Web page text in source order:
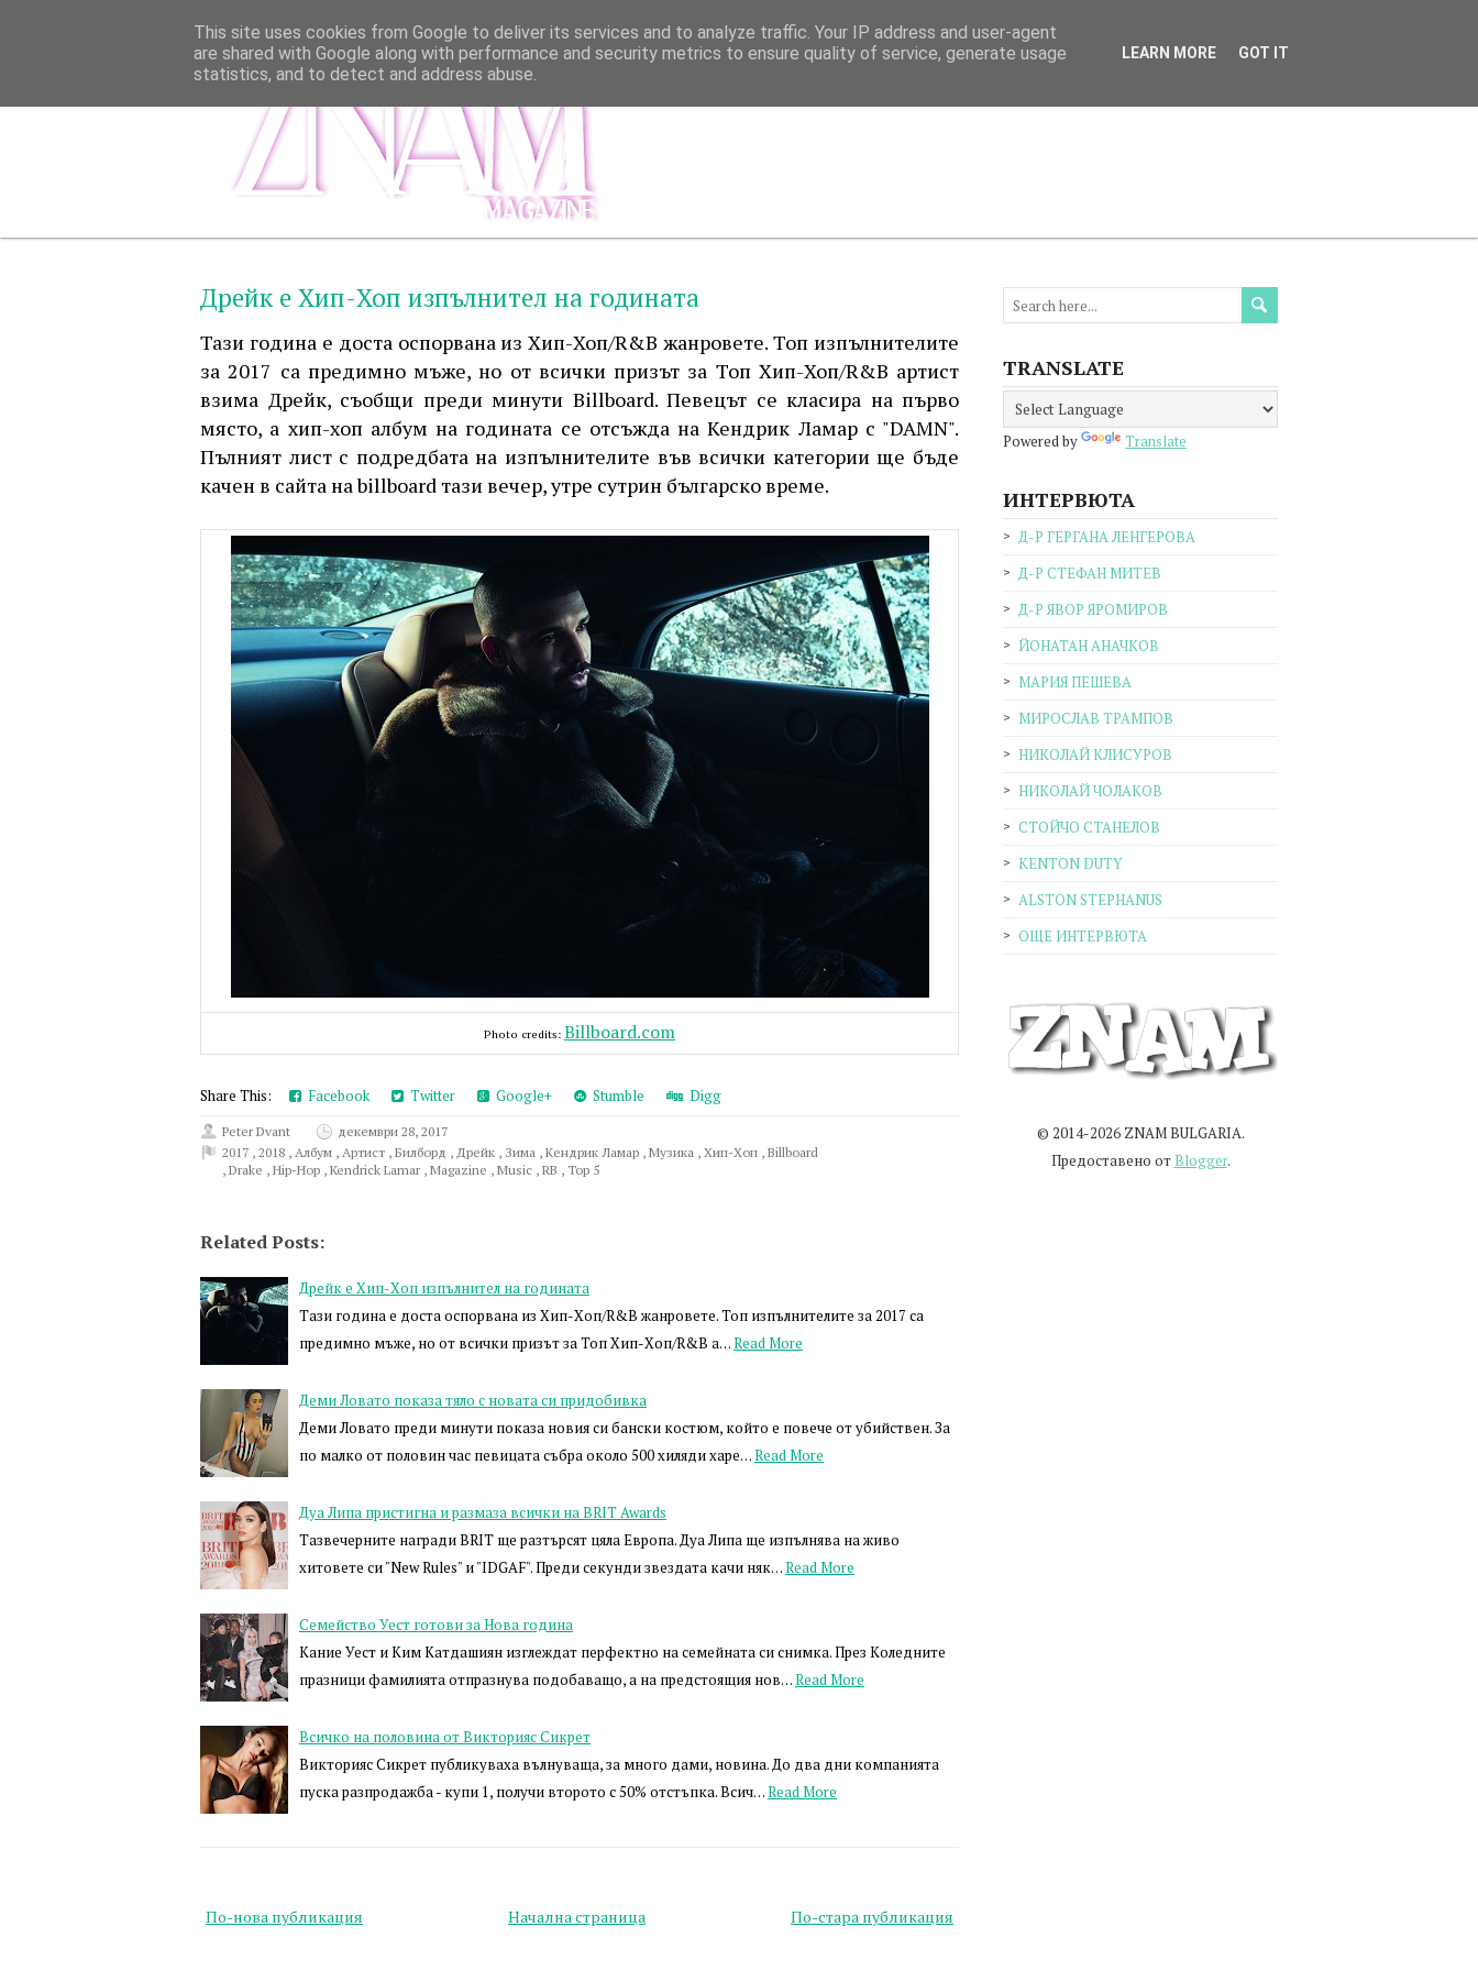
Дрейк е Хип-Хоп изпълнител на годината
Тази година е доста оспорвана из Хип-Хоп/R&B жанровете. Топ изпълнителите
за 2017 са предимно мъже, но от всички призът за Топ Хип-Хоп/R&B артист
взима Дрейк, съобщи преди минути Billboard. Певецът се класира на първо
място, а хип-хоп албум на годината се отсъжда на Кендрик Ламар с "DAMN".
Пълният лист с подредбата на изпълнителите във всички категории ще бъде
качен в сайта на billboard тази вечер, утре сутрин българско време.
Photo credits: Billboard.com
Share This: Facebook Twitter Google+ Stumble Digg
Peter Dvant
декември 28, 2017
2017 , 2018 , Албум , Артист , Билборд , Дрейк , Зима , Кендрик Ламар , Музика , Хип-Хоп , Billboard
, Drake , Hip-Hop , Kendrick Lamar , Magazine , Music , RB , Top 5
Related Posts:
Дрейк е Хип-Хоп изпълнител на годината
Тази година е доста оспорвана из Хип-Хоп/R&B жанровете. Топ изпълнителите за 2017 са
предимно мъже, но от всички призът за Топ Хип-Хоп/R&B а…Read More
Деми Ловато показа тяло с новата си придобивка
Деми Ловато преди минути показа новия си бански костюм, който е повече от убийствен. За
по малко от половин час певицата събра около 500 хиляди харе…Read More
Дуа Липа пристигна и размаза всички на BRIT Awards
Тазвечерните награди BRIT ще разтърсят цяла Европа. Дуа Липа ще изпълнява на живо
хитовете си "New Rules" и "IDGAF". Преди секунди звездата качи няк…Read More
Семейство Уест готови за Нова година
Кание Уест и Ким Катдашиян изглеждат перфектно на семейната си снимка. През Коледните
празници фамилията отпразнува подобаващо, а на предстоящия нов…Read More
Всичко на половина от Викторияс Сикрет
Викторияс Сикрет публикуваха вълнуваща, за много дами, новина. До два дни компанията
пуска разпродажба - купи 1, получи второто с 50% отстъпка. Всич…Read More
По-нова публикация По-стара публикация
Начална страница
TRANSLATE
Powered by Translate
ИНТЕРВЮТА
Д-Р ГЕРГАНА ЛЕНГЕРОВА
Д-Р СТЕФАН МИТЕВ
Д-Р ЯВОР ЯРОМИРОВ
ЙОНАТАН АНАЧКОВ
МАРИЯ ПЕШЕВА
МИРОСЛАВ ТРАМПОВ
НИКОЛАЙ КЛИСУРОВ
НИКОЛАЙ ЧОЛАКОВ
СТОЙЧО СТАНЕЛОВ
KENTON DUTY
ALSTON STEPHANUS
ОЩЕ ИНТЕРВЮТА
© 2014-2026 ZNAM BULGARIA.
Предоставено от Blogger.
This site uses cookies from Google to deliver its services and to analyze traffic. Your IP address and user-agent
are shared with Google along with performance and security metrics to ensure quality of service, generate usage
statistics, and to detect and address abuse.
LEARN MORE GOT IT